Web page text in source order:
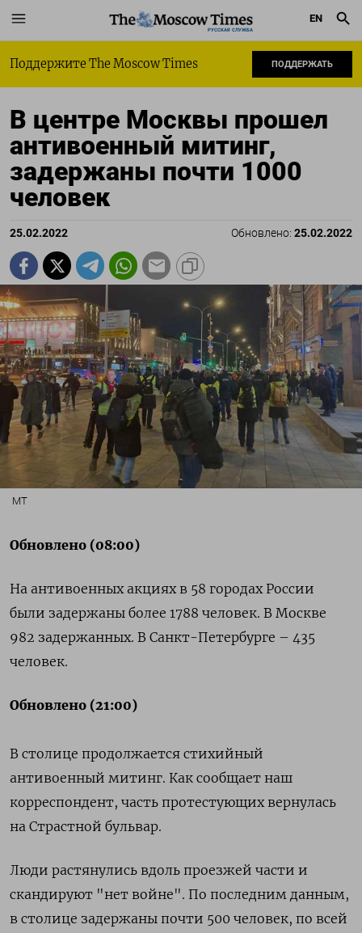
РУССКАЯ СЛУЖБА
EN
Поддержите The Moscow Times ПОДДЕРЖАТЬ
В центре Москвы прошел
антивоенный митинг,
задержаны почти 1000
человек
25.02.2022 Обновлено: 25.02.2022
MT
Обновлено (08:00)
На антивоенных акциях в 58 городах России
были задержаны более 1788 человек. В Москве
982 задержанных. В Санкт-Петербурге – 435
человек.
Обновлено (21:00)
В столице продолжается стихийный
антивоенный митинг. Как сообщает наш
корреспондент, часть протестующих вернулась
на Страстной бульвар.
Люди растянулись вдоль проезжей части и
скандируют "нет войне". По последним данным,
в столице задержаны почти 500 человек, по всей